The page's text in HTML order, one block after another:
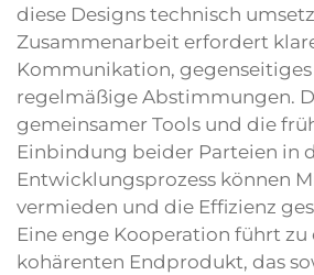
diese Designs technisch
Zusammenarbeit erfordert
Kommunikation,
regelmäßige Abstimmungen.
gemeinsamer Tools und die
Einbindung beider Parteien in
Entwicklungsprozess können
vermieden und die Effizienz
Eine enge Kooperation führt zu
kohärenten Endprodukt, das